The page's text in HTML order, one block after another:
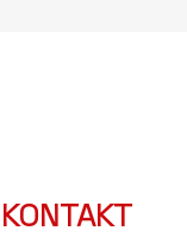
KONTAKT